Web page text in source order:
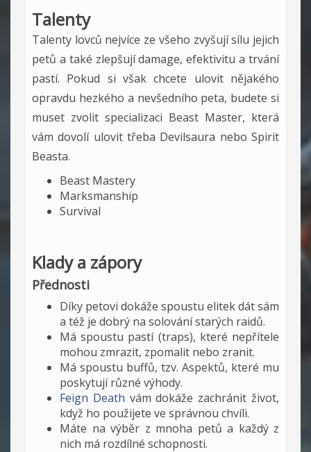
Talenty
Talenty lovců nejvíce ze všeho zvyšují sílu jejich
petů a také zlepšují damage, efektivitu a trvání
pastí. Pokud si však chcete ulovit nějakého
opravdu hezkého a nevšedního peta, budete si
muset zvolit specializaci Beast Master, která
vám dovolí ulovit třeba Devilsaura nebo Spirit
Beasta.
Beast Mastery
Marksmanship
Survival
Klady a zápory
Přednosti
Díky petovi dokáže spoustu elitek dát sám
a též je dobrý na solování starých raidů.
Má spoustu pastí (traps), které nepřítele
mohou zmrazit, zpomalit nebo zranit.
Má spoustu buffů, tzv. Aspektů, které mu
poskytují různé výhody.
Feign Death vám dokáže zachránit život,
když ho použijete ve správnou chvíli.
Máte na výběr z mnoha petů a každý z
nich má rozdílné schopnosti.